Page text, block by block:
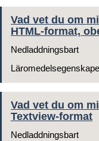
Vad vet du om
HTML-format,
Nedladdningsbart
Vad vet du om
Textview-format
Nedladdningsbart